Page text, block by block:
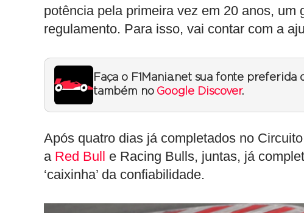
potência pela primeira vez em 20 anos,
regulamento. Para isso, vai contar com a
Faça o F1Mania.net sua fonte preferida
também no Google Discover.
Após quatro dias já completados no
a Red Bull e Racing Bulls, juntas, já
‘caixinha’ da confiabilidade.